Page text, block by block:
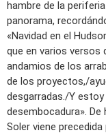
hambre de la
panorama,
«Navidad en el
que en varios versos
andamios de los
de los proyectos,/
desgarradas./Y
desembocadura».
Soler viene